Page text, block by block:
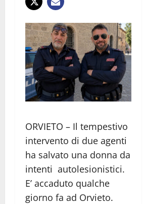
ORVIETO – Il tempestivo
intervento di due agenti
ha salvato una donna da
intenti autolesionistici.
E’ accaduto qualche
giorno fa ad Orvieto.